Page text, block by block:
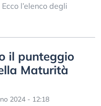
l’elenco degli
il punteggio
Maturità
2024 - 12:18